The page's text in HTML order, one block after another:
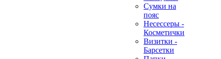
Сумки на
пояс
Несессеры -
Косметички
Визитки -
Барсетки